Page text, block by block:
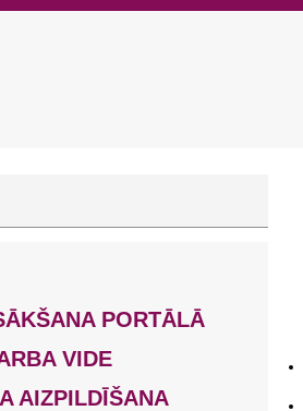
PORTĀLĀ
VIDE
AIZPILDĪŠANA